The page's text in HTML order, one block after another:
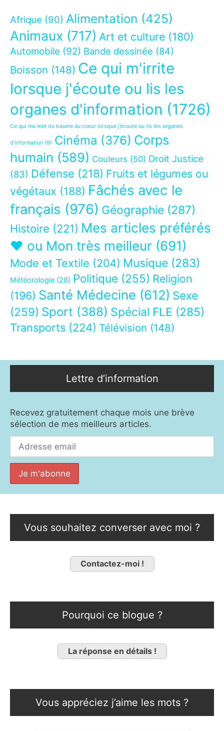
Afrique (90) Alimentation (425)
Animaux (717) Art et culture (180)
Automobile (92) Bande dessinée (84)
Boisson (148) Ce qui m'irrite
lorsque j'écoute ou lis les
organes d'information (1726)
Ce qui me met du baume au coeur lorsque j’écoute ou lis les organes
d’information (9) Cinéma (376) Corps
humain (589) Couleurs (50) Droit Justice
(83) Défense (218) Fruits et légumes ou
végétaux (188) Fâchés avec le
français (976) Géographie (287)
Histoire (221) Mes articles préférés
❤ ou Mon très meilleur (691)
Mode et Textile (204) Musique (283)
Météorologie (28) Politique (255) Religion
(196) Santé Médecine (612) Sexe
(259) Sport (388) Spécial FLE (285)
Transports (224) Télévision (148)
Lettre d’information
Recevez gratuitement chaque mois une brève
sélection de mes meilleurs articles.
Vous souhaitez converser avec moi ?
Contactez-moi !
Pourquoi ce blogue ?
La réponse en détails !
Vous appréciez j’aime les mots ?